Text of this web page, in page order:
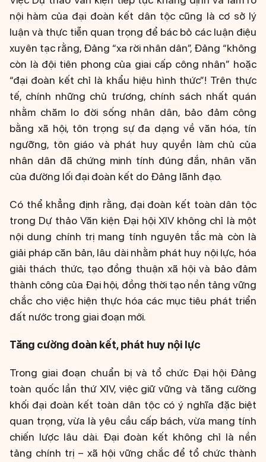
nội hàm của đại đoàn kết dân tộc cũng là cơ sở lý
luận và thực tiễn quan trọng để bác bỏ các luận điệu
xuyên tạc rằng, Đảng “xa rời nhân dân”, Đảng “không
còn là đội tiên phong của giai cấp công nhân” hoặc
“đại đoàn kết chỉ là khẩu hiệu hình thức”! Trên thực
tế, chính những chủ trương, chính sách nhất quán
nhằm chăm lo đời sống nhân dân, bảo đảm công
bằng xã hội, tôn trọng sự đa dạng về văn hóa, tín
ngưỡng, tôn giáo và phát huy quyền làm chủ của
nhân dân đã chứng minh tính đúng đắn, nhân văn
của đường lối đại đoàn kết do Đảng lãnh đạo.
Có thể khẳng định rằng, đại đoàn kết toàn dân tộc
trong Dự thảo Văn kiện Đại hội XIV không chỉ là một
nội dung chính trị mang tính nguyên tắc mà còn là
giải pháp căn bản, lâu dài nhằm phát huy nội lực, hóa
giải thách thức, tạo đồng thuận xã hội và bảo đảm
thành công của Đại hội, đồng thời tạo nền tảng vững
chắc cho việc hiện thực hóa các mục tiêu phát triển
đất nước trong giai đoạn mới.
Tăng cường đoàn kết, phát huy nội lực
Trong giai đoạn chuẩn bị và tổ chức Đại hội Đảng
toàn quốc lần thứ XIV, việc giữ vững và tăng cường
khối đại đoàn kết toàn dân tộc có ý nghĩa đặc biệt
quan trọng, vừa là yêu cầu cấp bách, vừa mang tính
chiến lược lâu dài. Đại đoàn kết không chỉ là nền
tảng chính trị – xã hội vững chắc để tổ chức thành